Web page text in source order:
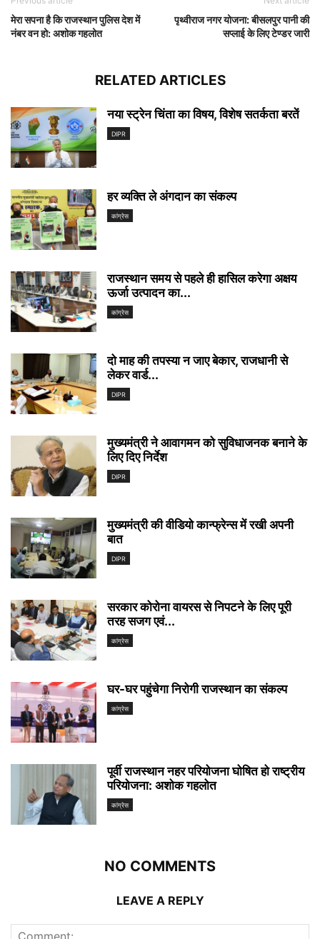
मेरा सपना है कि राजस्थान पुलिस देश में
नंबर वन हो: अशोक गहलोत
पृथ्वीराज नगर योजना: बीसलपुर पानी की
सप्लाई के लिए टेण्डर जारी
RELATED ARTICLES
नया स्ट्रेन चिंता का विषय, विशेष सतर्कता बरतें
DIPR
हर व्यक्ति ले अंगदान का संकल्प
कांग्रेस
राजस्थान समय से पहले ही हासिल करेगा अक्षय
ऊर्जा उत्पादन का...
कांग्रेस
दो माह की तपस्या न जाए बेकार, राजधानी से
लेकर वार्ड...
DIPR
मुख्यमंत्री ने आवागमन को सुविधाजनक बनाने के
लिए दिए निर्देश
DIPR
मुख्यमंत्री की वीडियो कान्फ्रेन्स में रखी अपनी
बात
DIPR
सरकार कोरोना वायरस से निपटने के लिए पूरी
तरह सजग एवं...
कांग्रेस
घर-घर पहुंचेगा निरोगी राजस्थान का संकल्प
कांग्रेस
पूर्वी राजस्थान नहर परियोजना घोषित हो राष्ट्रीय
परियोजना: अशोक गहलोत
कांग्रेस
NO COMMENTS
LEAVE A REPLY